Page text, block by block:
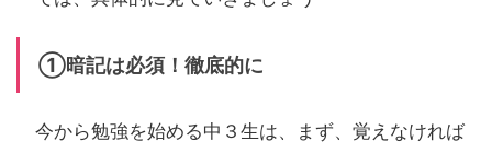
①暗記は必須！徹底的に
今から勉強を始める中３生は、まず、覚えなければ